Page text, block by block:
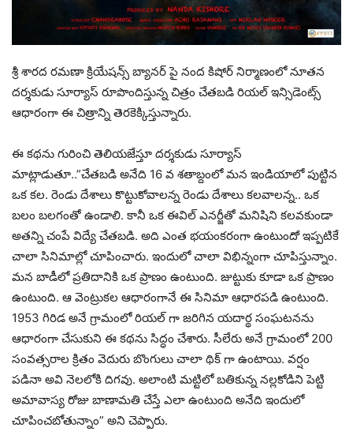
శ్రీ శారద రమణా క్రియేషన్స్ బ్యానర్ పై నంద కిషోర్ నిర్మాణంలో నూతన
దర్శకుడు సూర్యాస్ రూపొందిస్తున్న చిత్రం చేతబడి రియల్ ఇన్సిడెంట్స్
ఆధారంగా ఈ చిత్రాన్ని తెరకెక్కిస్తున్నారు.
ఈ కథను గురించి తెలియజేస్తూ దర్శకుడు సూర్యాస్
మాట్లాడుతూ..”చేతబడి అనేది 16 వ శతాబ్దంలో మన ఇండియాలో పుట్టిన
ఒక కల. రెండు దేశాలు కొట్టుకోవాలన్న రెండు దేశాలు కలవాలన్న.. ఒక
బలం బలగంతో ఉండాలి. కానీ ఒక ఈవిల్ ఎనర్జీతో మనిషిని కలవకుండా
అతన్ని చంపే విద్యే చేతబడి. అది ఎంత భయంకరంగా ఉంటుందో ఇప్పటికే
చాలా సినిమాల్లో చూపించారు. ఇందులో చాలా విభిన్నంగా చూపిస్తున్నాం.
మన బాడీలో ప్రతిదానికి ఒక ప్రాణం ఉంటుంది. జుట్టుకు కూడా ఒక ప్రాణం
ఉంటుంది. ఆ వెంట్రుకల ఆధారంగానే ఈ సినిమా ఆధారపడి ఉంటుంది.
1953 గిరిడ అనే గ్రామంలో రియల్ గా జరిగిన యదార్థ సంఘటనను
ఆధారంగా చేసుకుని ఈ కథను సిద్ధం చేశారు. సీలేరు అనే గ్రామంలో 200
సంవత్సరాల క్రితం వెదురు బొంగులు చాలా థిక్ గా ఉంటాయి. వర్షం
పడినా అవి నెలలోకి దిగవు. అలాంటి మట్టిలో బతికున్న నల్లకోడిని పెట్టి
అమావాస్య రోజు బాణామతి చేస్తే ఎలా ఉంటుంది అనేది ఇందులో
చూపించబోతున్నాం” అని చెప్పారు.